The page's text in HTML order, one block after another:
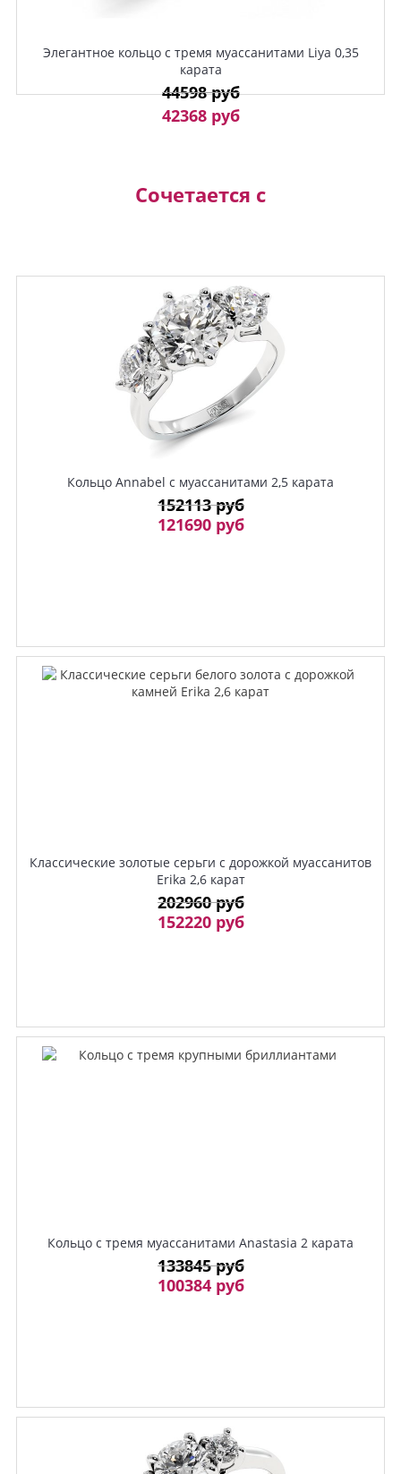
Элегантное кольцо с тремя муассанитами Liya 0,35
карата
44598 руб
42368 руб
Сочетается с
Кольцо Annabel с муассанитами 2,5 карата
152113 руб
121690 руб
Классические золотые серьги с дорожкой муассанитов
Erika 2,6 карат
202960 руб
152220 руб
Кольцо с тремя муассанитами Anastasia 2 карата
133845 руб
100384 руб